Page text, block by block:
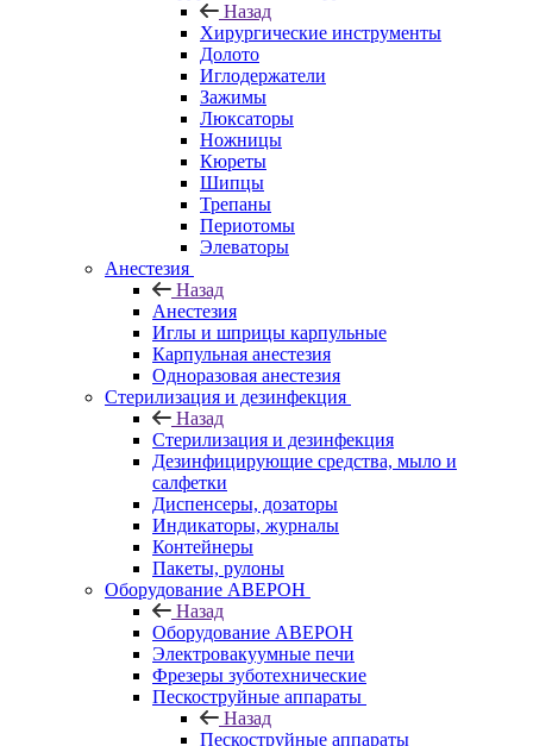
Назад
Хирургические инструменты
Долото
Иглодержатели
Зажимы
Люксаторы
Ножницы
Кюреты
Шипцы
Трепаны
Периотомы
Элеваторы
Анестезия
Назад
Анестезия
Иглы и шприцы карпульные
Карпульная анестезия
Одноразовая анестезия
Стерилизация и дезинфекция
Назад
Стерилизация и дезинфекция
Дезинфицирующие средства, мыло и
салфетки
Диспенсеры, дозаторы
Индикаторы, журналы
Контейнеры
Пакеты, рулоны
Оборудование АВЕРОН
Назад
Оборудование АВЕРОН
Электровакуумные печи
Фрезеры зуботехнические
Пескоструйные аппараты
Назад
Пескоструйные аппараты